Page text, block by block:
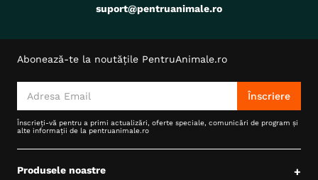
suport@pentruanimale.ro
Abonează-te la noutățile PentruAnimale.ro
Înscriere
Înscrieți-vă pentru a primi actualizări, oferte speciale, comunicări de program și
alte informații de la pentruanimale.ro
Produsele noastre +